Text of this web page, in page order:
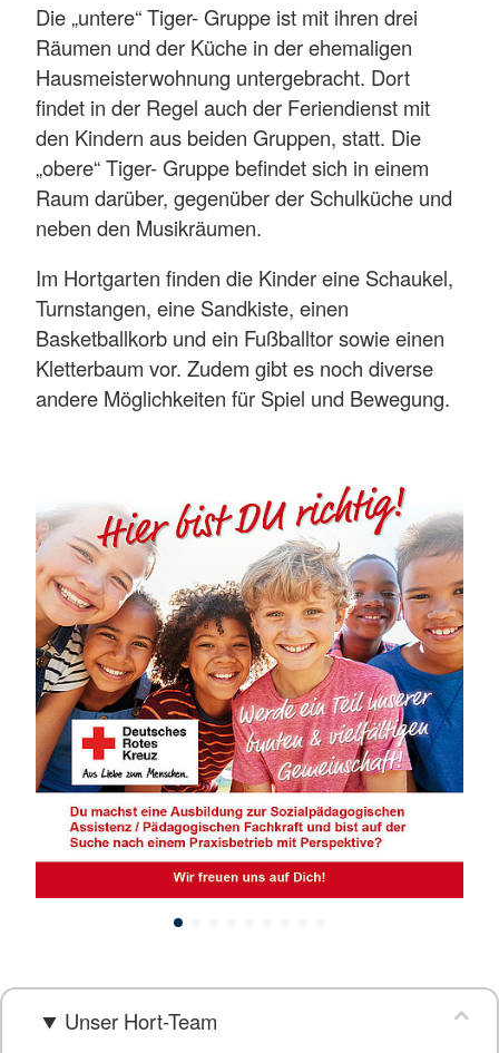
Die „untere“ Tiger- Gruppe ist mit ihren drei
Räumen und der Küche in der ehemaligen
Hausmeisterwohnung untergebracht. Dort
findet in der Regel auch der Feriendienst mit
den Kindern aus beiden Gruppen, statt. Die
„obere“ Tiger- Gruppe befindet sich in einem
Raum darüber, gegenüber der Schulküche und
neben den Musikräumen.
Im Hortgarten finden die Kinder eine Schaukel,
Turnstangen, eine Sandkiste, einen
Basketballkorb und ein Fußballtor sowie einen
Kletterbaum vor. Zudem gibt es noch diverse
andere Möglichkeiten für Spiel und Bewegung.
Unser Hort-Team